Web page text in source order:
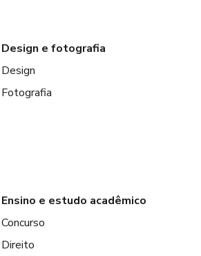
Design e fotografia
Design
Fotografia
Ensino e estudo acadêmico
Concurso
Direito